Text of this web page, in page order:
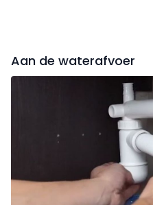
Aan de waterafvoer